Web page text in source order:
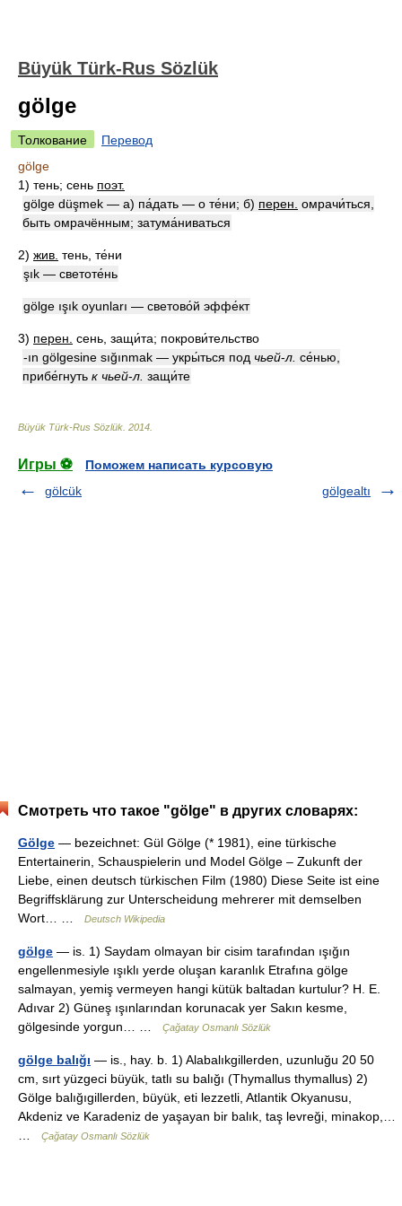
Büyük Türk-Rus Sözlük
gölge
Толкование
Перевод
gölge
1) тень; сень поэт.
gölge düşmek — а) па́дать — о те́ни; б) перен. омрачи́ться,
быть омрачённым; затума́ниваться
2) жив. тень, те́ни
şık — светоте́нь
gölge ışık oyunları — светово́й эффе́кт
3) перен. сень, защи́та; покрови́тельство
-ın gölgesine sığınmak — укры́ться под чьей-л. се́нью,
прибе́гнуть к чьей-л. защи́те
Büyük Türk-Rus Sözlük 2014
Игры ⚽
Поможем написать курсовую
gölcük
gölgealtı
Смотреть что такое "gölge" в других словарях:
Gölge — bezeichnet: Gül Gölge (* 1981), eine türkische
Entertainerin, Schauspielerin und Model Gölge – Zukunft der
Liebe, einen deutsch türkischen Film (1980) Diese Seite ist eine
Begriffsklärung zur Unterscheidung mehrerer mit demselben
Wort… …
Deutsch Wikipedia
gölge — is. 1) Saydam olmayan bir cisim tarafından ışığın
engellenmesiyle ışıklı yerde oluşan karanlık Etrafına gölge
salmayan, yemiş vermeyen hangi kütük baltadan kurtulur? H. E.
Adıvar 2) Güneş ışınlarından korunacak yer Sakın kesme,
gölgesinde yorgun… …
Çağatay Osmanlı Sözlük
gölge balığı — is., hay. b. 1) Alabalıkgillerden, uzunluğu 20 50
cm, sırt yüzgeci büyük, tatlı su balığı (Thymallus thymallus) 2)
Gölge balığıgillerden, büyük, eti lezzetli, Atlantik Okyanusu,
Akdeniz ve Karadeniz de yaşayan bir balık, taş levreği, minakop,…
Çağatay Osmanlı Sözlük